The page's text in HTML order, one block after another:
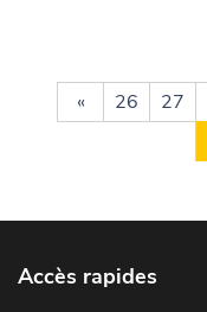
« 26 27
Accès rapides